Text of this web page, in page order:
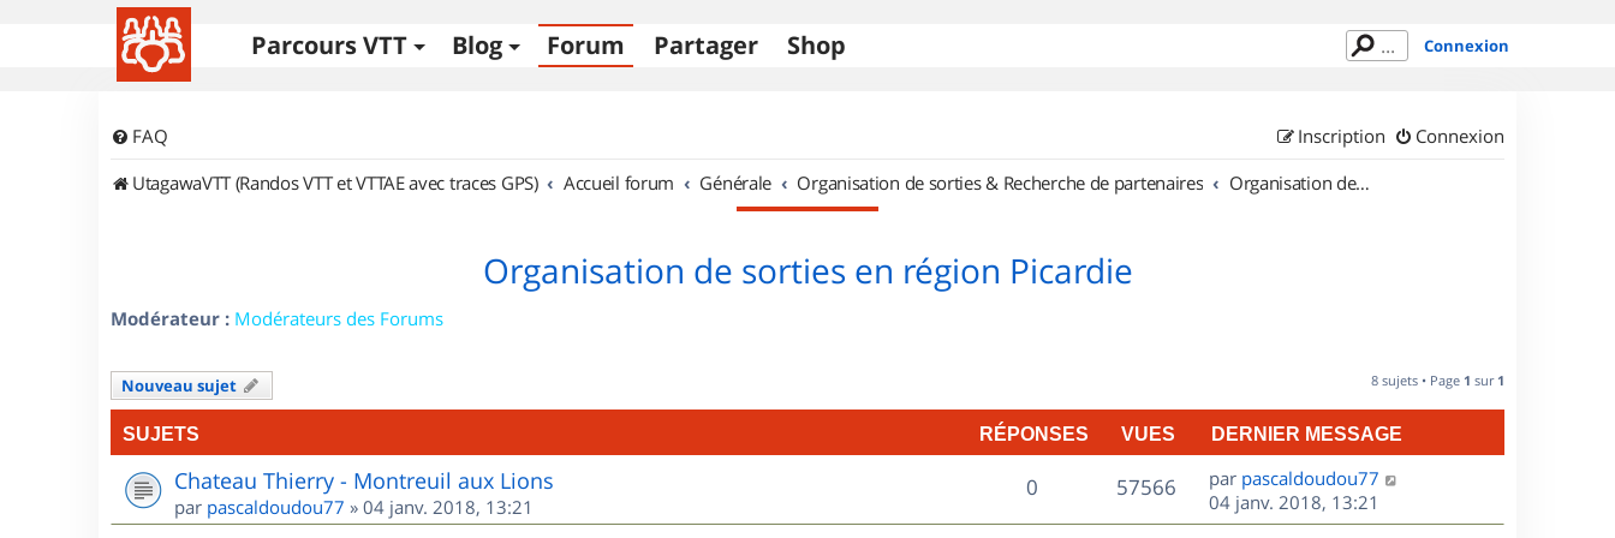
Parcours VTT Blog Forum Partager Shop Connexion
FAQ Connexion
Inscription
UtagawaVTT (Randos VTT et VTTAE avec traces GPS)
Accueil forum Générale Organisation de sorties & Recherche de partenaires Organisation de sorties en région Picardie
Organisation de sorties en région Picardie
Modérateur : Modérateurs des Forums
Nouveau sujet 8 sujets • Page 1 sur 1
SUJETS RÉPONSES VUES DERNIER MESSAGE
Chateau Thierry - Montreuil aux Lions
par pascaldoudou77 » 04 janv. 2018, 13:21
0R
é
57566V
u
D
e
r
par pascaldoudou77
04 janv. 2018, 13:21